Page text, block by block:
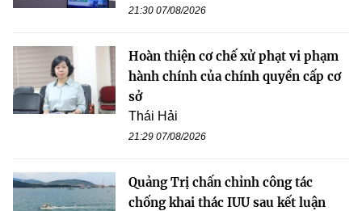
21:30 07/08/2026
Hoàn thiện cơ chế xử phạt vi phạm
hành chính của chính quyền cấp cơ
sở
Thái Hải
21:29 07/08/2026
Quảng Trị chấn chỉnh công tác
chống khai thác IUU sau kết luận